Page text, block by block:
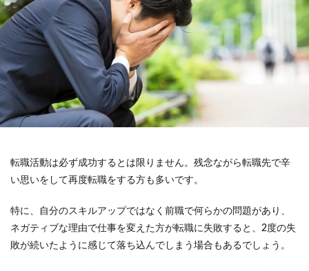
転職活動は必ず成功するとは限りません。残念ながら転職先で辛
い思いをして再度転職をする方も多いです。
特に、自分のスキルアップではなく前職で何らかの問題があり、
ネガティブな理由で仕事を変えた方が転職に失敗すると、2度の失
敗が続いたように感じて落ち込んでしまう場合もあるでしょう。